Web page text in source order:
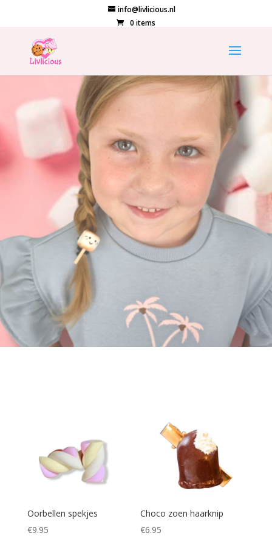
info@livlicious.nl
0 items
Oorbellen spekjes
€9.95
Choco zoen haarknip
€6.95